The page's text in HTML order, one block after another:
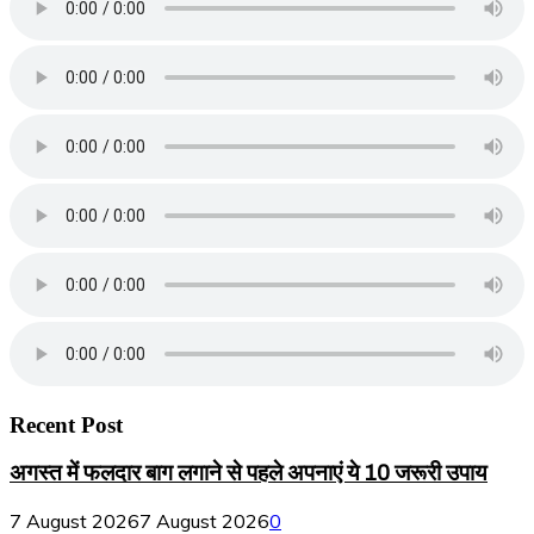
Recent Post
अगस्त में फलदार बाग लगाने से पहले अपनाएं ये 10 जरूरी उपाय
7 August 20267 August 20260